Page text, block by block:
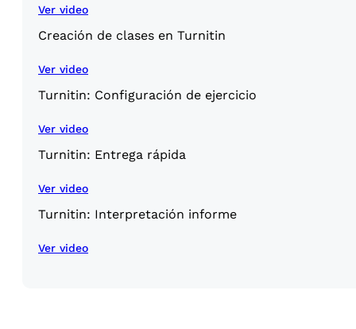
Ver video
Creación de clases en Turnitin
Ver video
Turnitin: Configuración de ejercicio
Ver video
Turnitin: Entrega rápida
Ver video
Turnitin: Interpretación informe
Ver video